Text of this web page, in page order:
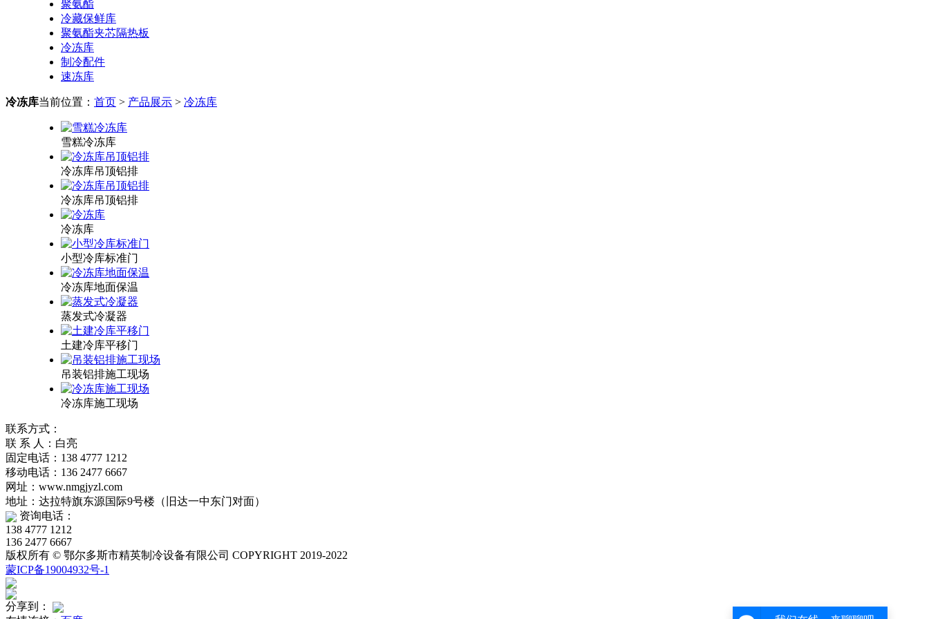
聚氨酯
冷藏保鲜库
聚氨酯夹芯隔热板
冷冻库
制冷配件
速冻库
冷冻库当前位置： 首页 > 产品展示 > 冷冻库
雪糕冷冻库
冷冻库吊顶铝排
冷冻库吊顶铝排
冷冻库
小型冷库标准门
冷冻库地面保温
蒸发式冷凝器
土建冷库平移门
吊装铝排施工现场
冷冻库施工现场
联系方式：
联 系 人：白亮
固定电话：138 4777 1212
移动电话：136 2477 6667
网址：www.nmgjyzl.com
地址：达拉特旗东源国际9号楼（旧达一中东门对面）
资询电话：
138 4777 1212
136 2477 6667
版权所有 © 鄂尔多斯市精英制冷设备有限公司 COPYRIGHT 2019-2022
蒙ICP备19004932号-1
分享到：